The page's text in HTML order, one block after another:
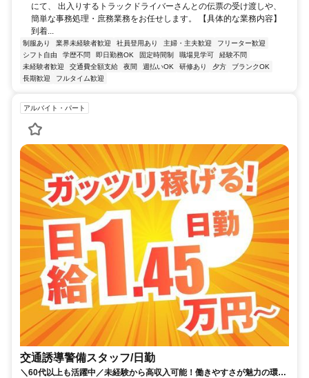
にて、 出入りするトラックドライバーさんとの伝票の受け渡しや、
簡単な事務処理・庶務業務をお任せします。 【具体的な業務内容】
到着...
制服あり 業界未経験者歓迎 社員登用あり 主婦・主夫歓迎
フリーター歓迎
シフト自由
学歴不問 即日勤務OK 固定時間制 職場見学可
経験不問
未経験者歓迎
交通費全額支給 夜間 週払いOK 研修あり 夕方
ブランクOK
長期歓迎
フルタイム歓迎
アルバイト・パート
交通誘導警備スタッフ/日勤
＼60代以上も活躍中／未経験から高収入可能！働きやすさが魅力の環境